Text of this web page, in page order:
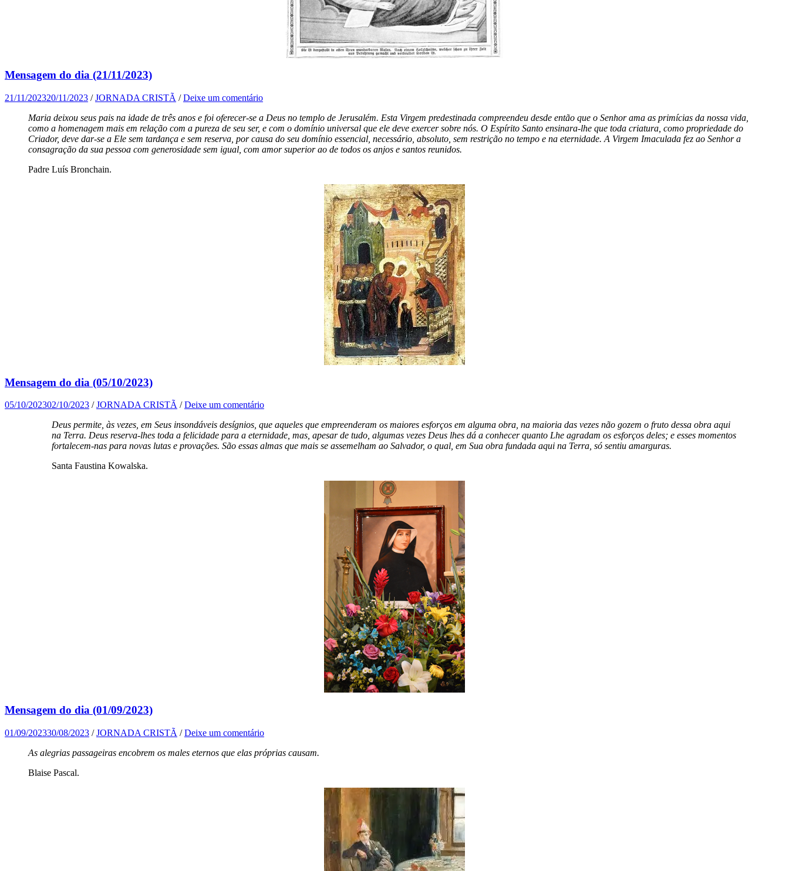
Mensagem do dia (21/11/2023)
21/11/202320/11/2023 /JORNADA CRISTÃ /Deixe um comentário
Maria deixou seus pais na idade de três anos e foi oferecer-se a Deus no templo de Jerusalém. Esta Virgem predestinada compreendeu desde então que o Senhor ama as primícias da nossa vida,
como a homenagem mais em relação com a pureza de seu ser, e com o domínio universal que ele deve exercer sobre nós. O Espírito Santo ensinara-lhe que toda criatura, como propriedade do
Criador, deve dar-se a Ele sem tardança e sem reserva, por causa do seu domínio essencial, necessário, absoluto, sem restrição no tempo e na eternidade. A Virgem Imaculada fez ao Senhor a
consagração da sua pessoa com generosidade sem igual, com amor superior ao de todos os anjos e santos reunidos.
Padre Luís Bronchain.
Mensagem do dia (05/10/2023)
05/10/202302/10/2023 /JORNADA CRISTÃ /Deixe um comentário
Deus permite, às vezes, em Seus insondáveis desígnios, que aqueles que empreenderam os maiores esforços em alguma obra, na maioria das vezes não gozem o fruto dessa obra aqui
na Terra. Deus reserva-lhes toda a felicidade para a eternidade, mas, apesar de tudo, algumas vezes Deus lhes dá a conhecer quanto Lhe agradam os esforços deles; e esses momentos
fortalecem-nas para novas lutas e provações. São essas almas que mais se assemelham ao Salvador, o qual, em Sua obra fundada aqui na Terra, só sentiu amarguras.
Santa Faustina Kowalska.
Mensagem do dia (01/09/2023)
01/09/202330/08/2023 /JORNADA CRISTÃ /Deixe um comentário
As alegrias passageiras encobrem os males eternos que elas próprias causam.
Blaise Pascal.